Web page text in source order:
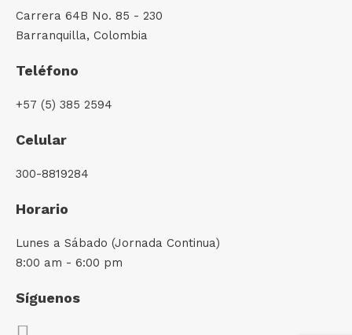
Carrera 64B No. 85 - 230
Barranquilla, Colombia
Teléfono
+57 (5) 385 2594
Celular
300-8819284
Horario
Lunes a Sábado (Jornada Continua)
8:00 am - 6:00 pm
Síguenos